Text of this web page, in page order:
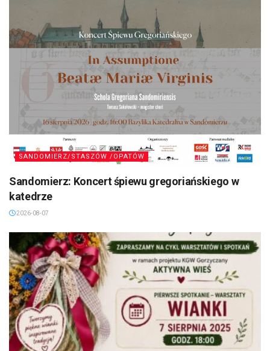
SANDOMIERZ/STASZÓW /OPATÓW
Sandomierz: Koncert śpiewu gregoriańskiego w
katedrze
2026-08-07